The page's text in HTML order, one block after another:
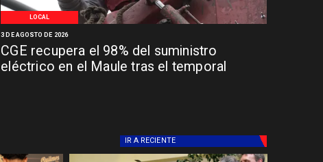
LOCAL
CGE recupera el 98% del suministro
eléctrico en el Maule tras el temporal
3 DE AGOSTO DE 2026
IR A RECIENTE